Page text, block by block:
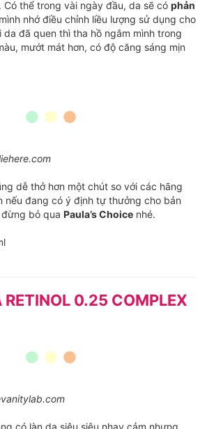
thể trong vài ngày đầu, da sẽ có phản
nhớ điều chỉnh liều lượng sử dụng cho
da đã quen thì tha hồ ngắm mình trong
mướt mát hơn, có độ căng sáng mịn
dễ thở hơn một chút so với các hãng
nếu đang có ý định tự thưởng cho bản
bỏ qua Paula’s Choice nhé.
RETINOL 0.25 COMPLEX
có làn da siêu siêu nhạy cảm nhưng